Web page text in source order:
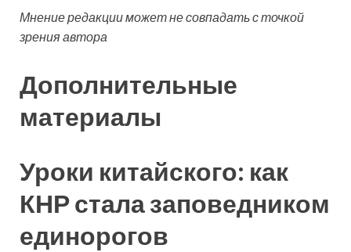
Мнение редакции может не совпадать с точкой
зрения автора
Дополнительные
материалы
Уроки китайского: как
КНР стала заповедником
единорогов